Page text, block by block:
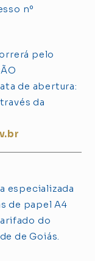
nº
pelo
de abertura:
da
especializada
de papel A4
do
de Goiás.